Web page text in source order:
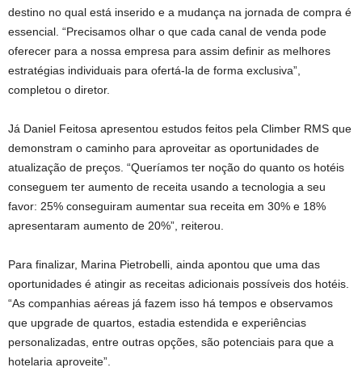
destino no qual está inserido e a mudança na jornada de compra é
essencial. “Precisamos olhar o que cada canal de venda pode
oferecer para a nossa empresa para assim definir as melhores
estratégias individuais para ofertá-la de forma exclusiva”,
completou o diretor.
Já Daniel Feitosa apresentou estudos feitos pela Climber RMS que
demonstram o caminho para aproveitar as oportunidades de
atualização de preços. “Queríamos ter noção do quanto os hotéis
conseguem ter aumento de receita usando a tecnologia a seu
favor: 25% conseguiram aumentar sua receita em 30% e 18%
apresentaram aumento de 20%”, reiterou.
Para finalizar, Marina Pietrobelli, ainda apontou que uma das
oportunidades é atingir as receitas adicionais possíveis dos hotéis.
“As companhias aéreas já fazem isso há tempos e observamos
que upgrade de quartos, estadia estendida e experiências
personalizadas, entre outras opções, são potenciais para que a
hotelaria aproveite”.